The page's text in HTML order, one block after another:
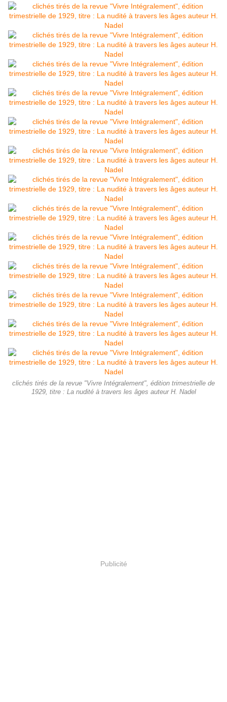
clichés tirés de la revue "Vivre Intégralement", édition trimestrielle de
1929, titre : La nudité à travers les âges auteur H. Nadel
Publicité